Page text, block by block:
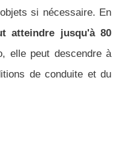
si nécessaire. En
atteindre jusqu'à 80
elle peut descendre à
de conduite et du